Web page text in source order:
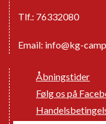
Tlf.: 76332080
Email: info@kg-
Åbningstider
Følg os på